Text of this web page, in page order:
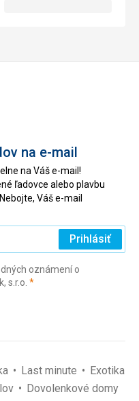
na e-mail
na Váš e-mail!
ľadovce alebo plavbu
Váš e-mail
Prihlásiť
oznámení o
s.r.o. *(povinné)
Last minute
Exotika
Dovolenkové domy